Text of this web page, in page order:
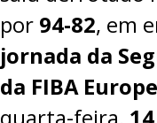
por 94-82, em
jornada da
da FIBA
quarta-feira,